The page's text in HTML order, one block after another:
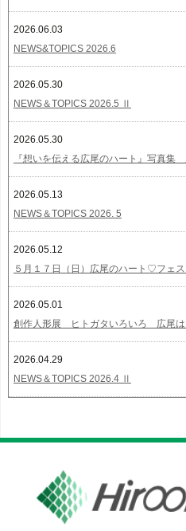
2026.06.03
NEWS&TOPICS 2026.6
2026.05.30
NEWS＆TOPICS 2026.5 Ⅱ
2026.05.30
『想いを伝える広尾のハート』写真
2026.05.13
NEWS＆TOPICS 2026. 5
2026.05.12
５月１７日（日）広尾のハート♡フェ
2026.05.01
創作人形展 ヒトガタいろいろ 広尾は
2026.04.29
NEWS＆TOPICS 2026.4 Ⅱ